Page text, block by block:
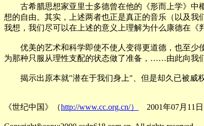
古希腊思想家亚里士多德曾在他的《形而上学》中
想的自由。其实，上述两者也正是真正的音乐（以及
我想，我们尽可以在上述的意义上理解为什么康德在《
优美的艺术和科学即使不使人变得更道德，也至少使
为那种只服从理性支配的状态做了准备，……由此向我
揭示出原本就"潜在于我们身上"、但是却久已被威权
《世纪中国》（http://www.cc.org.cn/） 2001年07月11日